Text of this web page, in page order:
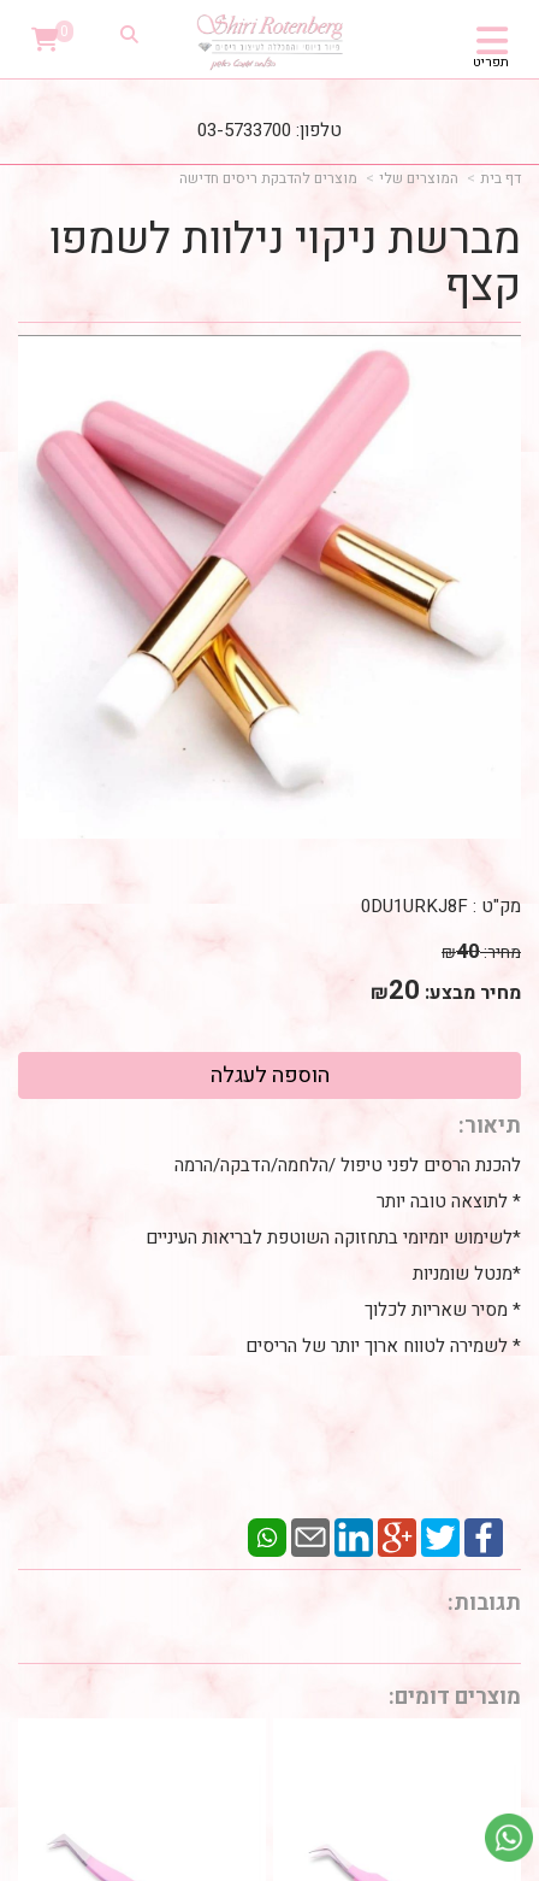
טלפון: 03-5733700
תפריט
0
דף בית המוצרים שלי מוצרים להדבקת ריסים חדישה
מברשת ניקוי נילוות לשמפו
קצף
מק"ט :0DU1URKJ8F
מחיר: ₪40
מחיר מבצע: ₪20
תיאור:
להכנת הרסים לפני טיפול /הלחמה/הדבקה/הרמה
* לתוצאה טובה יותר
*לשימוש יומיומי בתחזוקה השוטפת לבריאות העיניים
*מנטל שומניות
* מסיר שאריות לכלוך
* לשמירה לטווח ארוך יותר של הריסים
תגובות:
מוצרים דומים: